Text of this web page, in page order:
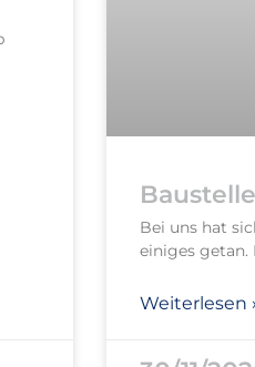
Bei uns hat
einiges
Weiterlesen